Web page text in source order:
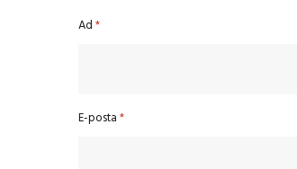
Ad*
E-posta*